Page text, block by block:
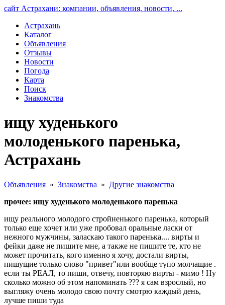
сайт Астрахани: компании, объявления, новости, ...
Астрахань
Каталог
Объявления
Отзывы
Новости
Погода
Карта
Поиск
Знакомства
ищу худенького
молоденького паренька,
Астрахань
Объявления » Знакомства » Другие знакомства
прочее: ищу худенького молоденького паренька
ищу реального молодого стройненького паренька, который
только еще хочет или уже пробовал оральные ласки от
нежного мужчины, заласкаю такого паренька.... вирты и
фейки даже не пишите мне, а также не пишите те, кто не
может прочитать, кого именно я хочу, достали вирты,
пишущие только слово "привет"или вообще тупо молчащие .
если ты РЕАЛ, то пиши, отвечу, повторяю вирты - мимо ! Ну
сколько можно об этом напоминать ??? я сам взрослый, но
выгляжу очень молодо свою почту смотрю каждый день,
лучше пиши туда